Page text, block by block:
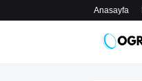
Anasayfa